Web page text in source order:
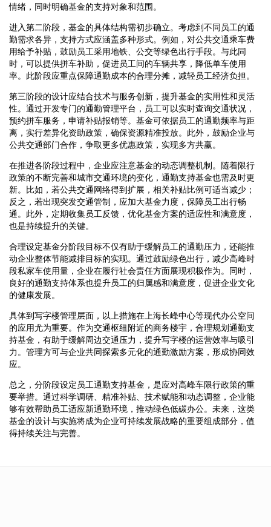
情绪，同时明确基金的支持对象和范围。
进入第二阶段，基金的具体结构需初步确立。考虑到不同员工的通
勤需求各异，支持方式应涵盖多种形式。例如，对公共交通乘车费
用给予补贴，鼓励员工采用地铁、公交等绿色出行手段。与此同
时，可以提供拼车补助，促进员工间的车辆共享，降低单车使用
率。此阶段应重点保障通勤成本的合理分摊，减轻员工经济负担。
第三阶段的设计应结合技术与服务创新，提升基金的实用性和灵活
性。通过开发专门的通勤管理平台，员工可以实时查询交通状况，
预约拼车服务，申请补贴报销等。基金可依据员工的通勤频率与距
离，实行差异化资助政策，确保资源精准投放。此外，鼓励企业与
公共交通部门合作，争取更多优惠政策，实现多方共赢。
在推进各阶段过程中，企业应注意基金的动态调整机制。随着限行
政策的不断完善和城市交通环境的变化，通勤支持基金也需及时更
新。比如，若公共交通网络得到扩展，相关补贴比例可适当减少；
反之，若出现突发交通管制，应加大基金力度，保障员工出行畅
通。此外，定期收集员工反馈，优化基金方案的适应性和满意度，
也是持续提升的关键。
合理设定基金分阶段目标不仅有助于缓解员工的通勤压力，还能推
动企业整体节能减排目标的实现。通过鼓励绿色出行，减少高峰时
段私家车使用量，企业在履行社会责任方面展现积极作为。同时，
良好的通勤支持体系也提升员工的归属感和满意度，促进企业文化
的健康发展。
具体到写字楼管理层面，以上措施在上海长峰中心等现代办公空间
的应用尤为重要。作为交通枢纽附近的商务楼宇，合理规划通勤支
持基金，有助于缓解周边交通压力，提升写字楼的运营效率与吸引
力。管理方可与企业共同探索多元化的通勤激励方案，形成协同效
应。
总之，分阶段设定员工通勤支持基金，是应对高峰车限行政策的重
要举措。通过科学调研、精准补贴、技术赋能和动态调整，企业能
够有效帮助员工适应新通勤环境，推动绿色低碳办公。未来，这类
基金的设计与实施将成为企业可持续发展战略的重要组成部分，值
得持续关注与完善。